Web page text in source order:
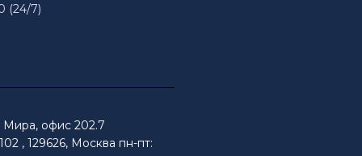
(24/7)
офис 202.7
, 129626, Москва пн-пт: